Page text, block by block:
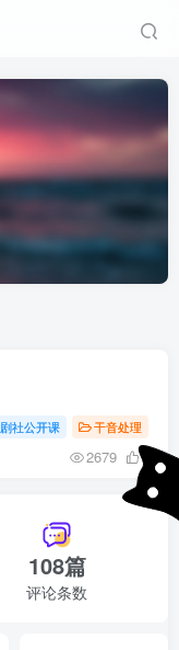
剧社公开课 干音处理
2679 28
108篇
评论条数